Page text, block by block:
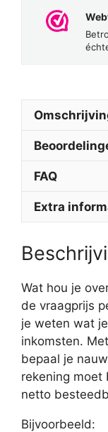
FAQ
Extra
Wat hou je
de vraagprijs
je weten wat
inkomsten.
bepaal je
rekening moet
netto
Bijvoorbeeld: